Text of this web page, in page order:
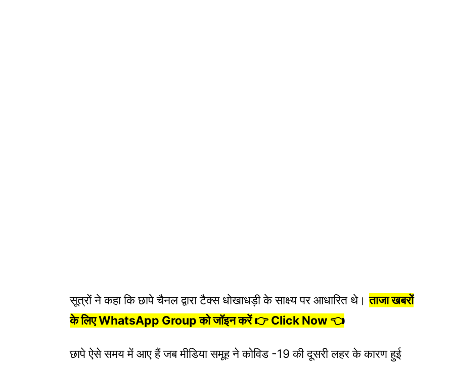
सूत्रों ने कहा कि छापे चैनल द्वारा टैक्स धोखाधड़ी के साक्ष्य पर आधारित थे।ताजा खबरों
के लिए WhatsApp Group को जॉइन करें 👉 Click Now 👈
छापे ऐसे समय में आए हैं जब मीडिया समूह ने कोविड -19 की दूसरी लहर के कारण हुई